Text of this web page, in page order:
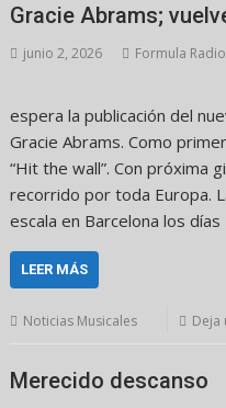
Gracie Abrams;
junio 2, 2026 Formula Radio
espera la publicación del
Gracie Abrams. Como
“Hit the wall”. Con próxima
recorrido por toda Europa.
escala en Barcelona los
LEER MÁS
Noticias Musicales Deja
Merecido descanso